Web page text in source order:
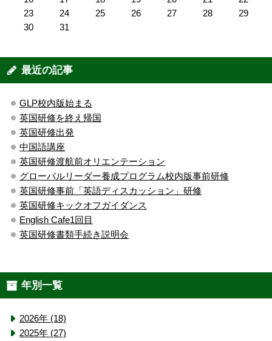
23
24 25 26 27 28
29
30
31
最近の記事
GLP校内版始まる
英国研修を終え帰国
英国研修出発
中国語講座
英国研修渡航前オリエンテーション
グローバルリーダー養成プログラム校内版事前研修
英国研修事前「英語ディスカッション」研修
英国研修キックオフガイダンス
English Cafe1回目
英国研修書類手続き説明会
年別一覧
2026年 (18)
2025年 (27)